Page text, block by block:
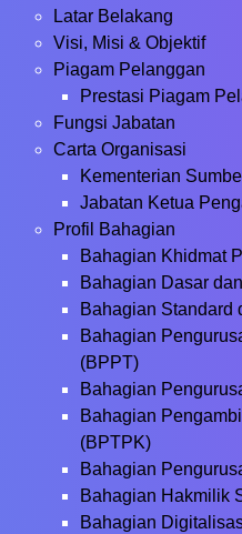
Latar Belakang
Visi, Misi & Objektif
Piagam Pelanggan
Prestasi Piagam
Fungsi Jabatan
Carta Organisasi
Kementerian
Jabatan Ketua
Profil Bahagian
Bahagian Khidmat
Bahagian Dasar
Bahagian Standard
Bahagian
(BPPT)
Bahagian
Bahagian
(BPTPK)
Bahagian
Bahagian Hakmilik
Bahagian